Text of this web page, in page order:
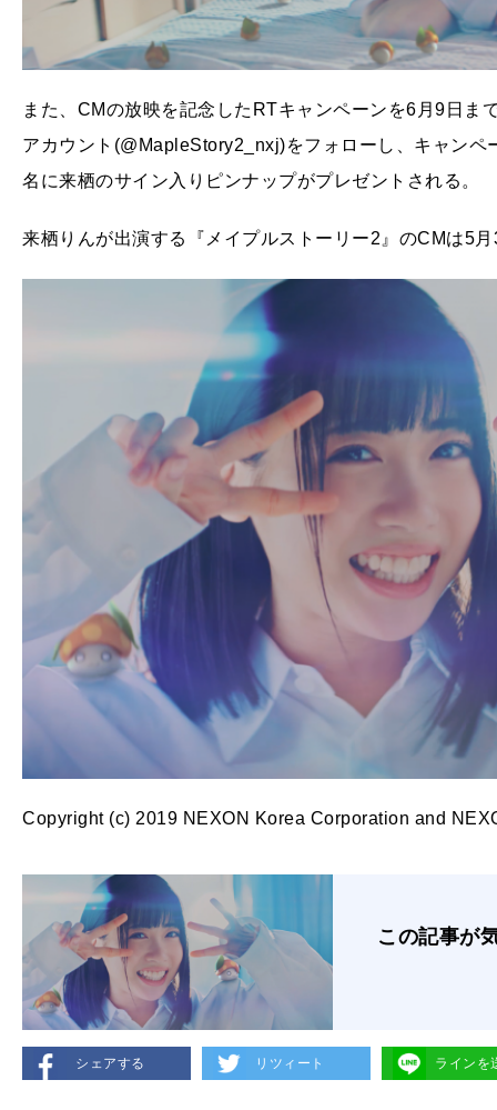
また、CMの放映を記念したRTキャンペーンを6月9日ま
アカウント(@MapleStory2_nxj)をフォローし、キャン
名に来栖のサイン入りピンナップがプレゼントされる。
来栖りんが出演する『メイプルストーリー2』のCMは5
Copyright (c) 2019 NEXON Korea Corporation and
この記事が
シェアする リツィート ラインを